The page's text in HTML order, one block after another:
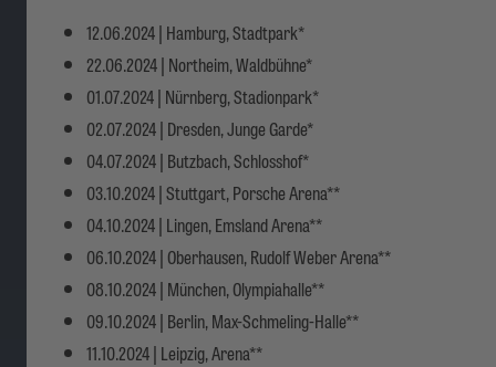
12.06.2024 | Hamburg, Stadtpark*
22.06.2024 | Northeim, Waldbühne*
01.07.2024 | Nürnberg, Stadionpark*
02.07.2024 | Dresden, Junge Garde*
04.07.2024 | Butzbach, Schlosshof*
03.10.2024 |Stuttgart, Porsche Arena**
04.10.2024 | Lingen, Emsland Arena**
06.10.2024 | Oberhausen, Rudolf Weber Arena**
08.10.2024 | München, Olympiahalle**
09.10.2024 | Berlin, Max-Schmeling-Halle**
11.10.2024 | Leipzig, Arena**